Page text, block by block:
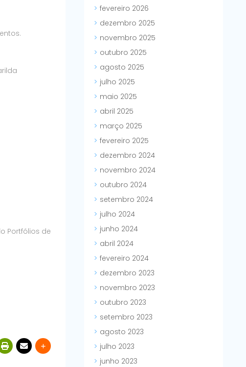
Portfólios de
fevereiro 2026
dezembro 2025
novembro 2025
outubro 2025
agosto 2025
julho 2025
maio 2025
abril 2025
março 2025
fevereiro 2025
dezembro 2024
novembro 2024
outubro 2024
setembro 2024
julho 2024
junho 2024
abril 2024
fevereiro 2024
dezembro 2023
novembro 2023
outubro 2023
setembro 2023
agosto 2023
julho 2023
junho 2023